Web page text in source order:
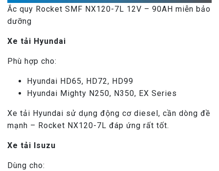
Ắc quy Rocket SMF NX120-7L 12V – 90AH miễn bảo
dưỡng
Xe tải Hyundai
Phù hợp cho:
Hyundai HD65, HD72, HD99
Hyundai Mighty N250, N350, EX Series
Xe tải Hyundai sử dụng động cơ diesel, cần dòng đề
mạnh – Rocket NX120-7L đáp ứng rất tốt.
Xe tải Isuzu
Dùng cho: